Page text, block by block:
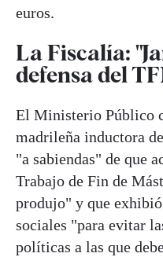
euros.
La Fiscalía:
defensa del
El Ministerio Público
madrileña inductora
"a sabiendas" de que
Trabajo de Fin de
produjo" y que
sociales "para evitar
políticas a las que